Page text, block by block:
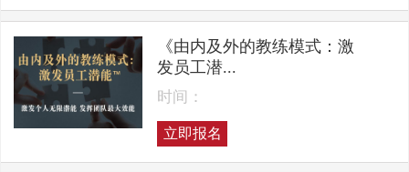
《由内及外的教练模式：激
发员工潜...
时间：
立即报名